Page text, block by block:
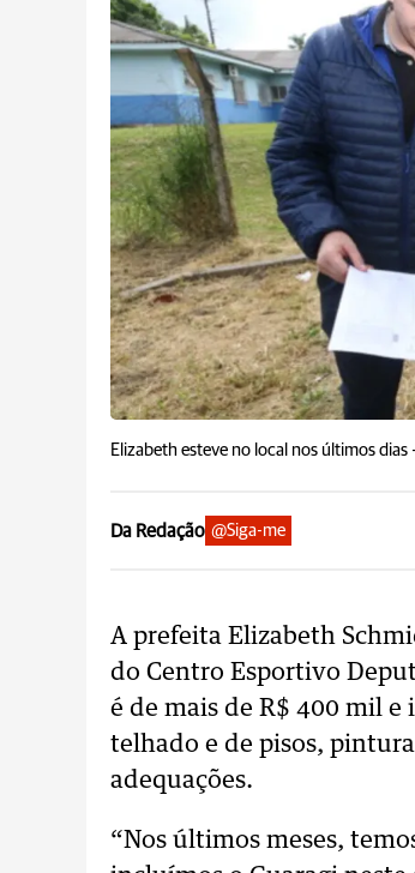
Elizabeth esteve no local nos últimos dias -
Da Redação @Siga-me
A prefeita Elizabeth
do Centro Esportivo
é de mais de R$ 400 mil
telhado e de pisos,
adequações.
“Nos últimos meses,